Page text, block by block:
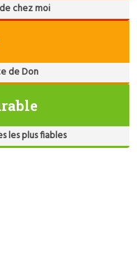
chez moi
de Don
les plus fiables